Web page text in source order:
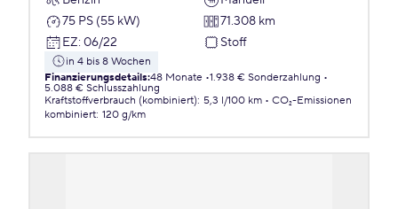
75 PS (55 kW)
71.308 km
EZ: 06/22 Stoff
in 4 bis 8 Wochen
Finanzierungsdetails:48 Monate 1.938 € Sonderzahlung
5.088 € Schlusszahlung
Kraftstoffverbrauch (kombiniert): 5,3 l/100 km
CO₂-Emissionen
kombiniert: 120 g/km